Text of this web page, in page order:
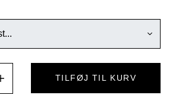
TILFØJ TIL KURV